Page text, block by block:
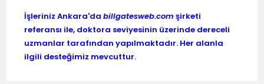
İşleriniz Ankara'dabillgatesweb.com şirketi
referansı ile, doktora seviyesinin üzerinde dereceli
uzmanlar tarafından yapılmaktadır. Her alanla
ilgili desteğimiz mevcuttur.